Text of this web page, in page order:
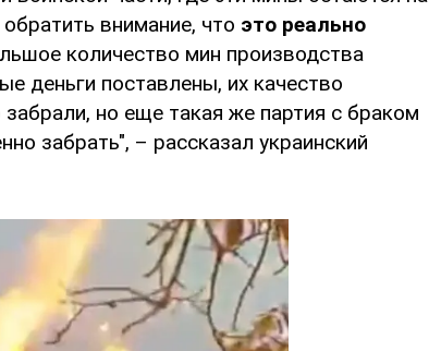
внимание, что это реально
количество мин производства
деньги поставлены, их качество
но еще такая же партия с браком
забрать", – рассказал украинский